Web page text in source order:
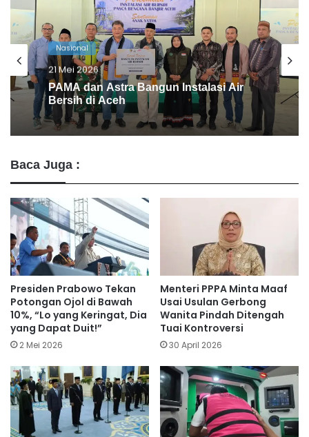
Nasional
15 Mei 2026
Viral! Anggota DPRD Jember Main
Game & Merokok Saat Rapat Kesehatan
Baca Juga :
Presiden Prabowo Tekan
Potongan Ojol di Bawah
10%, “Lo yang Keringat, Dia
yang Dapat Duit!”
2 Mei 2026
Menteri PPPA Minta Maaf
Usai Usulan Gerbong
Wanita Pindah Ditengah
Tuai Kontroversi
30 April 2026